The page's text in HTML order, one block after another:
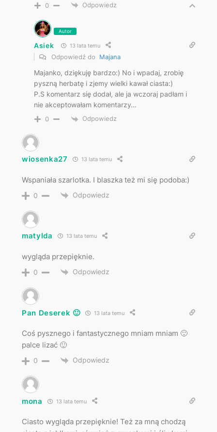
0 Odpowiedz
Autor
Asiek 13 lata temu
Odpowiedź do Majana
Majanko, dziękuję bardzo:) No i wpadaj, zrobię
pyszną herbatę i zjemy wielki kawał ciasta:)
P.S komentarz się dodał, ale ja wczoraj padłam i
nie akceptowałam komentarzy…
0 Odpowiedz
wiosenka27 13 lata temu
Wspaniała szarlotka. I blaszka też mi się podoba:)
0 Odpowiedz
matylda 13 lata temu
wygląda przepięknie.
0 Odpowiedz
Pan Deserek 🙂 13 lata temu
Coś pysznego i fantastycznego mniam mniam 🙂
palce lizać 🙂
0 Odpowiedz
mona 13 lata temu
Ciasto wygląda przepięknie! Też za mną chodzą